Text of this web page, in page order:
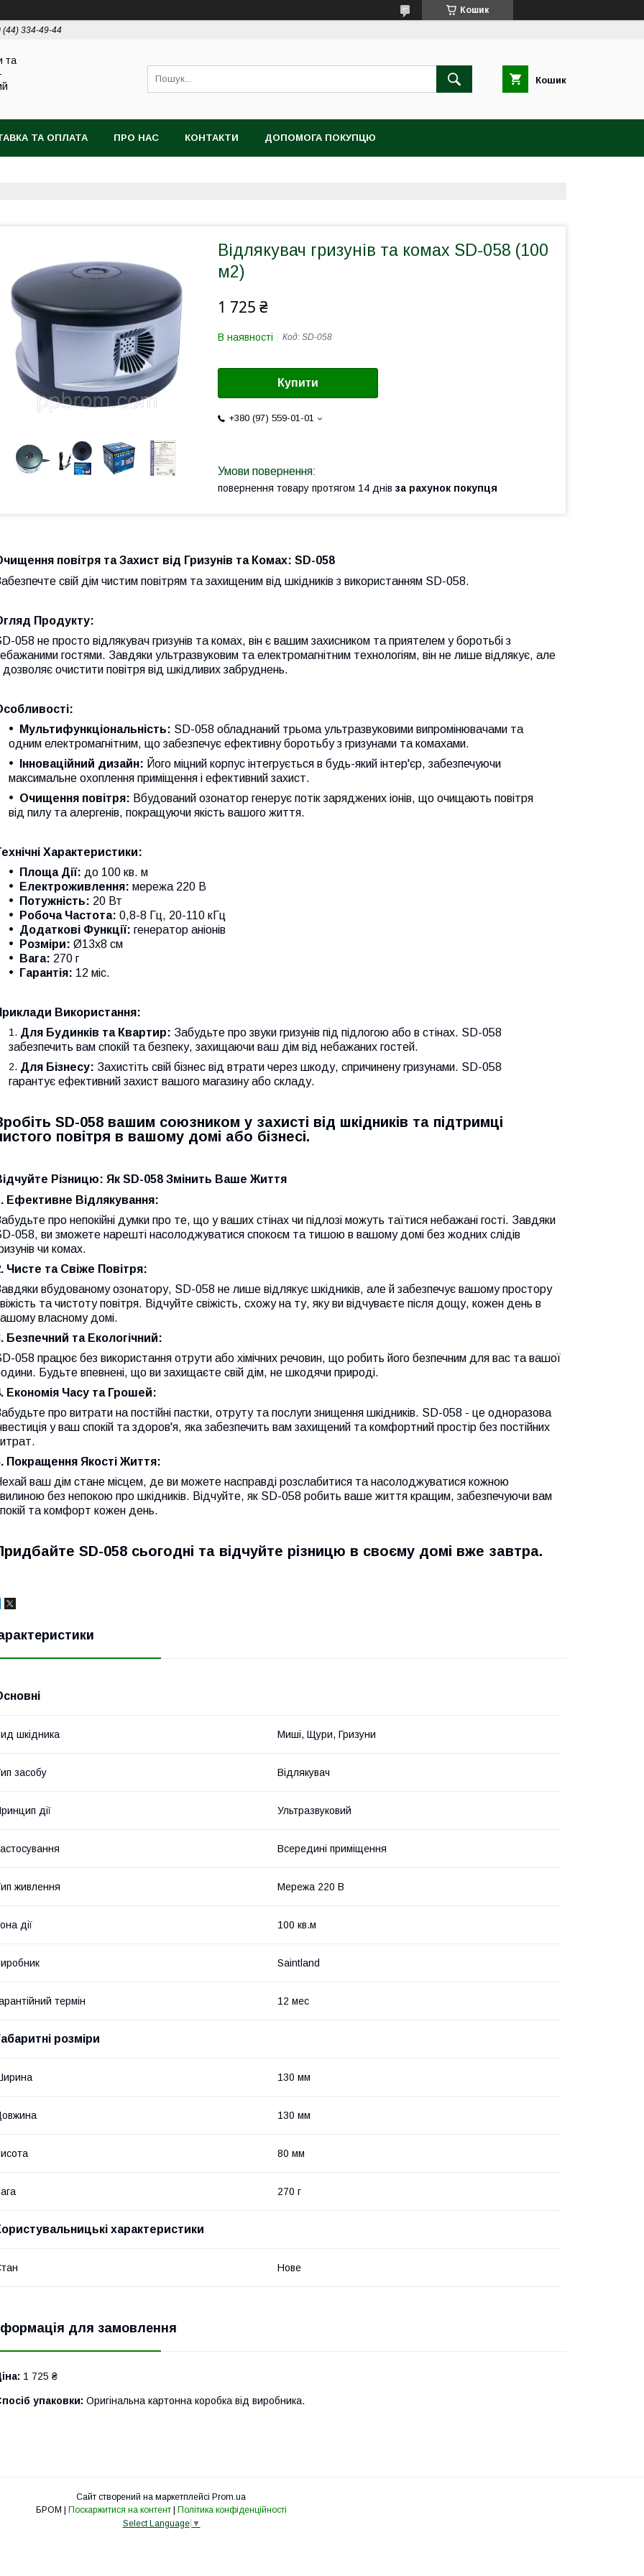
Кошик
(44) 334-49-44
та
Кошик
ТА ОПЛАТА ПРО НАС КОНТАКТИ ДОПОМОГА ПОКУПЦЮ
Відлякувач гризунів та комах SD-058 (100
м2)
1 725 ₴
В наявності Код: SD-058
Купити
+380 (97) 559-01-01
повернення товару протягом 14 днів за рахунок покупця
повітря та Захист від Гризунів та Комах: SD-058
свій дім чистим повітрям та захищеним від шкідників з використанням SD-058.
Продукту:
058 не просто відлякувач гризунів та комах, він є вашим захисником та приятелем у боротьбі з
гостями. Завдяки ультразвуковим та електромагнітним технологіям, він не лише відлякує, але
дозволяє очистити повітря від шкідливих забруднень.
Мультифункціональність: SD-058 обладнаний трьома ультразвуковими випромінювачами та
одним електромагнітним, що забезпечує ефективну боротьбу з гризунами та комахами.
Інноваційний дизайн: Його міцний корпус інтегрується в будь-який інтер'єр, забезпечуючи
максимальне охоплення приміщення і ефективний захист.
Очищення повітря: Вбудований озонатор генерує потік заряджених іонів, що очищають повітря
від пилу та алергенів, покращуючи якість вашого життя.
Характеристики:
Площа Дії: до 100 кв. м
Електроживлення: мережа 220 В
Потужність: 20 Вт
Робоча Частота: 0,8-8 Гц, 20-110 кГц
Додаткові Функції: генератор аніонів
Розміри: Ø13х8 см
Вага: 270 г
Гарантія: 12 міс.
Використання:
Для Будинків та Квартир: Забудьте про звуки гризунів під підлогою або в стінах. SD-058
забезпечить вам спокій та безпеку, захищаючи ваш дім від небажаних гостей.
Для Бізнесу: Захистіть свій бізнес від втрати через шкоду, спричинену гризунами. SD-058
гарантує ефективний захист вашого магазину або складу.
SD-058 вашим союзником у захисті від шкідників та підтримці
повітря в вашому домі або бізнесі.
Різницю: Як SD-058 Змінить Ваше Життя
Ефективне Відлякування:
про непокійні думки про те, що у ваших стінах чи підлозі можуть таїтися небажані гості. Завдяки
058, ви зможете нарешті насолоджуватися спокоєм та тишою в вашому домі без жодних слідів
чи комах.
Чисте та Свіже Повітря:
вбудованому озонатору, SD-058 не лише відлякує шкідників, але й забезпечує вашому простору
та чистоту повітря. Відчуйте свіжість, схожу на ту, яку ви відчуваєте після дощу, кожен день в
власному домі.
Безпечний та Екологічний:
058 працює без використання отрути або хімічних речовин, що робить його безпечним для вас та вашої
Будьте впевнені, що ви захищаєте свій дім, не шкодячи природі.
Економія Часу та Грошей:
про витрати на постійні пастки, отруту та послуги знищення шкідників. SD-058 - це одноразова
у ваш спокій та здоров'я, яка забезпечить вам захищений та комфортний простір без постійних
Покращення Якості Життя:
ваш дім стане місцем, де ви можете насправді розслабитися та насолоджуватися кожною
без непокою про шкідників. Відчуйте, як SD-058 робить ваше життя кращим, забезпечуючи вам
та комфорт кожен день.
SD-058 сьогодні та відчуйте різницю в своєму домі вже завтра.
шкідника Миші, Щури, Гризуни
засобу Відлякувач
дії Ультразвуковий
Всередині приміщення
живлення Мережа 220 В
дії 100 кв.м
Saintland
термін 12 мес
розміри
130 мм
130 мм
80 мм
270 г
характеристики
Нове
для замовлення
1 725 ₴
упаковки: Оригінальна картонна коробка від виробника.
Сайт створений на маркетплейсі Prom.ua
БРОМ | Поскаржитися на контент | Політика конфіденційності
Select Language ▼